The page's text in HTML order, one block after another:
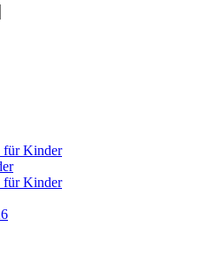
für Kinder
für Kinder